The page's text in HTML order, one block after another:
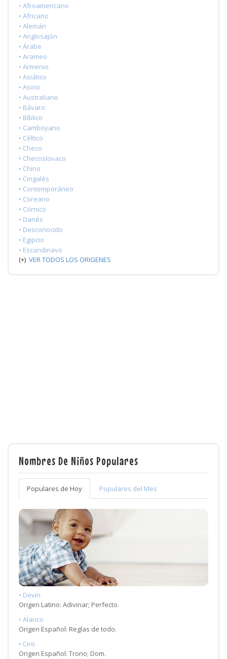
• Afroamericano
• Africano
• Alemán
• Anglosajón
• Árabe
• Arameo
• Armenio
• Asiático
• Asirio
• Australiano
• Bávaro
• Bíblico
• Camboyano
• Céltico
• Checo
• Checoslovaco
• Chino
• Cingalés
• Contemporáneo
• Coreano
• Córnico
• Danés
• Desconocido
• Egipcio
• Escandinavo
(+) VER TODOS LOS ORIGENES
Nombres De Niños Populares
Populares de Hoy Populares del Mes
• Devin
Origen Latino: Adivinar; Perfecto.
• Alarico
Origen Español: Reglas de todo.
• Ciro
Origen Español: Trono; Dom.